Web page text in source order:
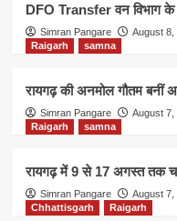
DFO Transfer वन विभाग के
Simran Pangare
August 8,
Raigarh
samna
रायगढ़ की अनमोल गौतम बनीं
Simran Pangare
August 7,
Raigarh
samna
रायगढ़ में 9 से 17 अगस्त तक
Simran Pangare
August 7,
Chhattisgarh
Raigarh